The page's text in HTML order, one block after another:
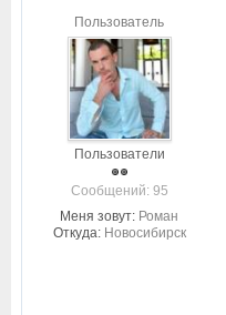
Пользователь
Пользователи
Cообщений: 95
Меня зовут: Роман
Откуда: Новосибирск